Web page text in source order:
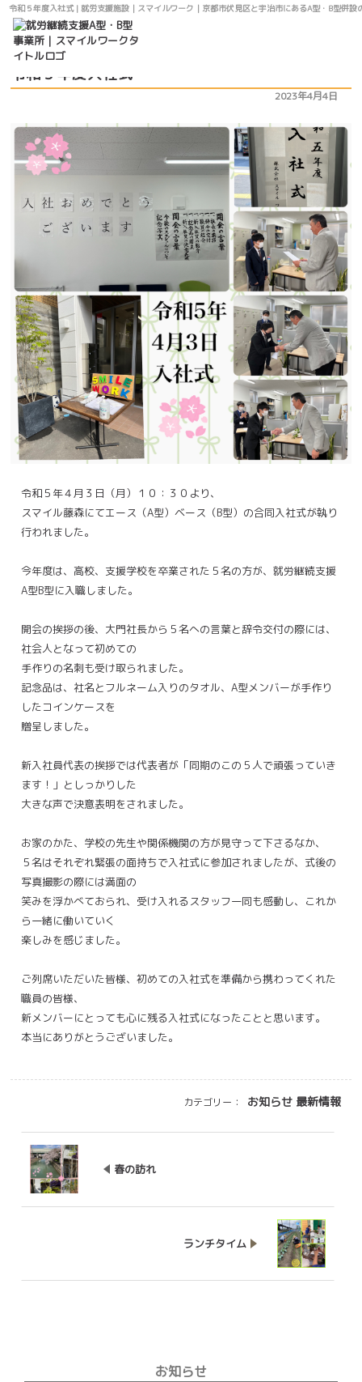
令和５年度入社式 | 就労支援施設｜スマイルワーク｜京都市伏見区と宇治市にあるA型・B型併設
お知らせ 最新情報
令和５年度入社式
2023年4月4日
令和５年４月３日（月）１０：３０より、
スマイル藤森にてエース（A型）ベース（B型）の合同入社式が執り
行われました。
今年度は、高校、支援学校を卒業された５名の方が、就労継続支援
A型B型に入職しました。
開会の挨拶の後、大門社長から５名への言葉と辞令交付の際には、
社会人となって初めての
手作りの名刺も受け取られました。
記念品は、社名とフルネーム入りのタオル、A型メンバーが手作り
したコインケースを
贈呈しました。
新入社員代表の挨拶では代表者が「同期のこの５人で頑張っていき
ます！」としっかりした
大きな声で決意表明をされました。
お家のかた、学校の先生や関係機関の方が見守って下さるなか、
５名はそれぞれ緊張の面持ちで入社式に参加されましたが、式後の
写真撮影の際には満面の
笑みを浮かべておられ、受け入れるスタッフ一同も感動し、これか
ら一緒に働いていく
楽しみを感じました。
ご列席いただいた皆様、初めての入社式を準備から携わってくれた
職員の皆様、
新メンバーにとっても心に残る入社式になったことと思います。
本当にありがとうございました。
カテゴリー： お知らせ 最新情報
春の訪れ
ランチタイム
お知らせ